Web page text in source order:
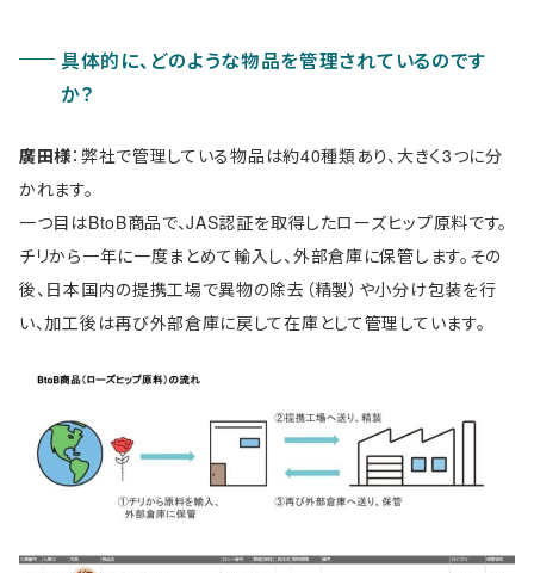
具体的に、どのような物品を管理されているのです
か？
廣田様：弊社で管理している物品は約40種類あり、大きく3つに分
かれます。
一つ目はBtoB商品で、JAS認証を取得したローズヒップ原料です。
チリから一年に一度まとめて輸入し、外部倉庫に保管します。その
後、日本国内の提携工場で異物の除去（精製）や小分け包装を行
い、加工後は再び外部倉庫に戻して在庫として管理しています。